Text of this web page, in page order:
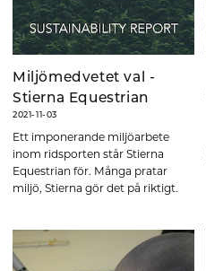
Miljömedvetet val -
Stierna Equestrian
2021-11-03
Ett imponerande miljöarbete
inom ridsporten står Stierna
Equestrian för. Många pratar
miljö, Stierna gör det på riktigt.